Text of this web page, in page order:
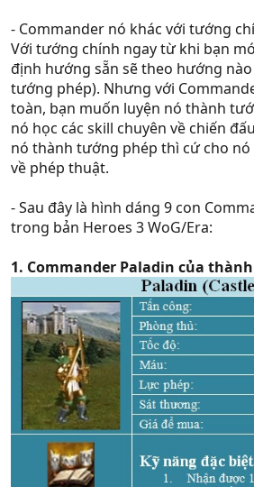
- Commander nó khác với tướng
Với tướng chính ngay từ khi bạn
định hướng sẵn sẽ theo hướng
tướng phép). Nhưng với
toàn, bạn muốn luyện nó thành
nó học các skill chuyên về chiến
nó thành tướng phép thì cứ cho nó
về phép thuật.
- Sau đây là hình dáng 9 con
trong bản Heroes 3 WoG/Era:
1. Commander Paladin của